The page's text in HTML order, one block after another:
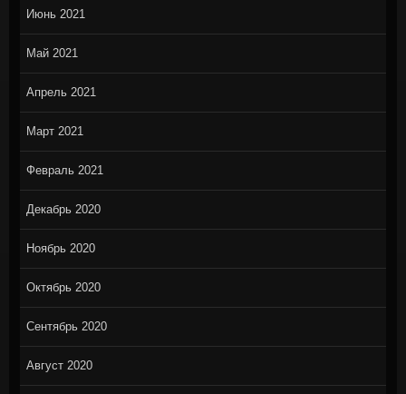
Июнь 2021
Май 2021
Апрель 2021
Март 2021
Февраль 2021
Декабрь 2020
Ноябрь 2020
Октябрь 2020
Сентябрь 2020
Август 2020